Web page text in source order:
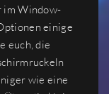
im Window-
einige
euch, die
wie eine